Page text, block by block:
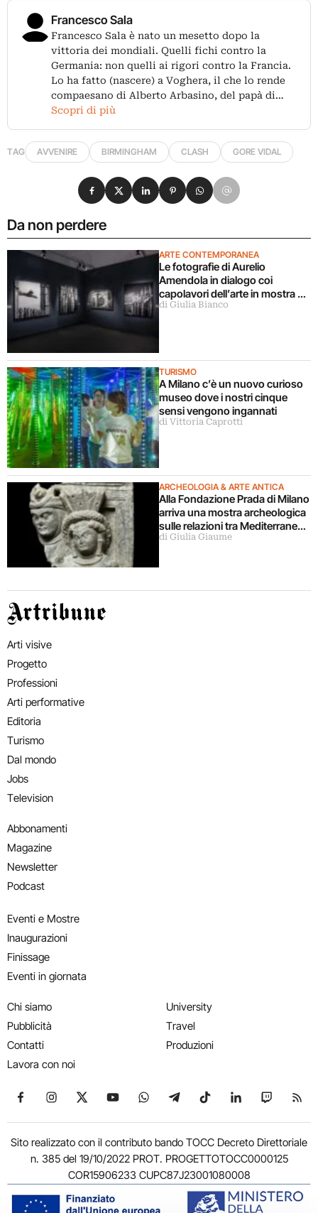
Francesco Sala
Francesco Sala è nato un mesetto dopo la
vittoria dei mondiali. Quelli fichi contro la
Germania: non quelli ai rigori contro la Francia.
Lo ha fatto (nascere) a Voghera, il che lo rende
compaesano di Alberto Arbasino, del papà di…
Scopri di più
TAG AVVENIRE BIRMINGHAM CLASH GORE VIDAL
Da non perdere
ARTE CONTEMPORANEA
Le fotografie di Aurelio
Amendola in dialogo coi
capolavori dell’arte in mostra a
Milano
di Giulia Bianco
TURISMO
A Milano c’è un nuovo curioso
museo dove i nostri cinque
sensi vengono ingannati
di Vittoria Caprotti
ARCHEOLOGIA & ARTE ANTICA
Alla Fondazione Prada di Milano
arriva una mostra archeologica
sulle relazioni tra Mediterraneo
e Asia
di Giulia Giaume
Condividi su Facebook
Condividi su X
Condividi su LinkedIn
Condividi su Pinterest
Condividi su WhatsApp
Condividi su Email
Artribune
Arti visive
Progetto
Professioni
Arti performative
Editoria
Turismo
Dal mondo
Jobs
Television
Abbonamenti
Magazine
Newsletter
Podcast
Eventi e Mostre
Inaugurazioni
Finissage
Eventi in giornata
Chi siamo
Pubblicità
Contatti
Lavora con noi
University
Travel
Produzioni
Seguici su Facebook
Seguici su Instagram
Seguici su X
Seguici su YouTube
Seguici su WhatsApp
Seguici su Telegram
Seguici su TikTok
Seguici su
Seguici
Sito realizzato con il contributo bando TOCC Decreto Direttoriale
n. 385 del 19/10/2022 PROT. PROGETTOTOCC0000125
COR15906233 CUPC87J23001080008